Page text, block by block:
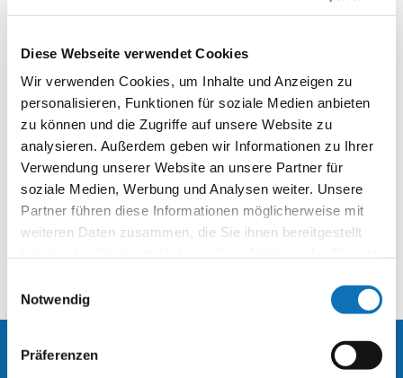
Diese Webseite verwendet Cookies
Wir verwenden Cookies, um Inhalte und Anzeigen zu
personalisieren, Funktionen für soziale Medien anbieten
zu können und die Zugriffe auf unsere Website zu
analysieren. Außerdem geben wir Informationen zu Ihrer
Verwendung unserer Website an unsere Partner für
soziale Medien, Werbung und Analysen weiter. Unsere
Partner führen diese Informationen möglicherweise mit
weiteren Daten zusammen, die Sie ihnen bereitgestellt
Notwendig
Präferenzen